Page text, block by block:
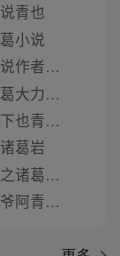
青也
小说
一人之下小说作者青月刀
一人之下诸葛大力小说
小说一人之下也青同人本
葛岩
《一人之下之诸葛》类似推荐
一人之下道爷阿青楚岚小说